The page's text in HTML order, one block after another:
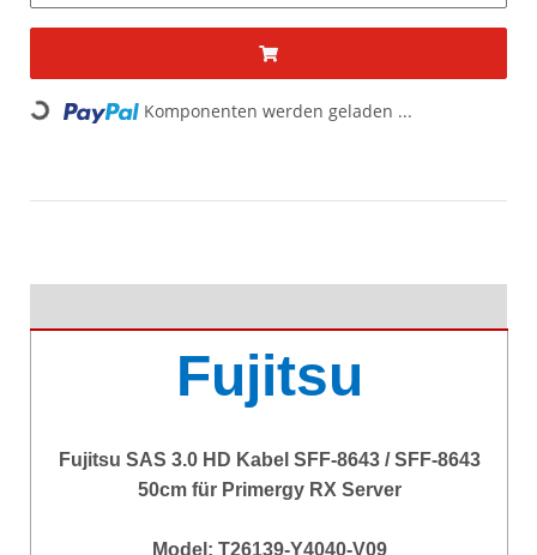
Loading... Komponenten werden geladen ...
Fujitsu
Fujitsu SAS 3.0 HD Kabel SFF-8643 / SFF-8643
50cm für Primergy RX Server
Model: T26139-Y4040-V09